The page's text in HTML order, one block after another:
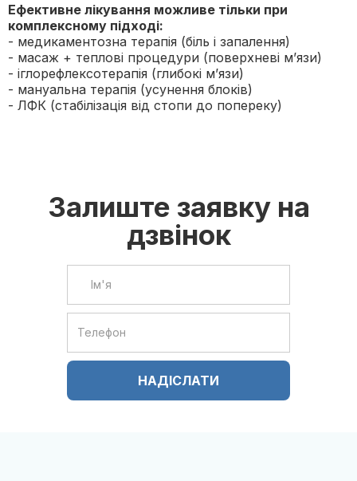
Ефективне лікування можливе тільки при
комплексному підході:
- медикаментозна терапія (біль і запалення)
- масаж + теплові процедури (поверхневі м’язи)
- іглорефлексотерапія (глибокі м’язи)
- мануальна терапія (усунення блоків)
- ЛФК (стабілізація від стопи до попереку)
Залиште заявку на
дзвінок